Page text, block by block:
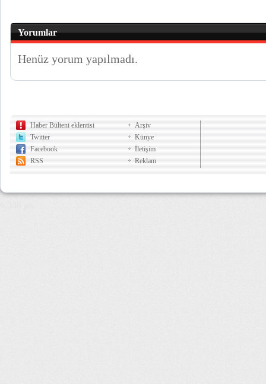
Yorumlar
Henüz yorum yapılmadı.
Haber Bülteni eklentisi
Twitter
Facebook
RSS
Arşiv
Künye
İletişim
Reklam